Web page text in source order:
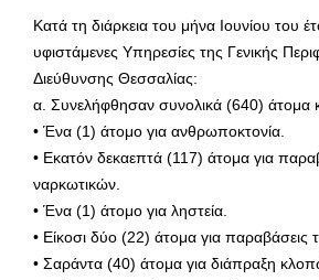
Κατά τη διάρκεια του μήνα Ιουνίου του
υφιστάμενες Υπηρεσίες της Γενικής
Διεύθυνσης Θεσσαλίας:
α. Συνελήφθησαν συνολικά (640) άτομα
• Ένα (1) άτομο για ανθρωποκτονία.
• Εκατόν δεκαεπτά (117) άτομα για
ναρκωτικών.
• Ένα (1) άτομο για ληστεία.
• Είκοσι δύο (22) άτομα για
• Σαράντα (40) άτομα για διάπραξη